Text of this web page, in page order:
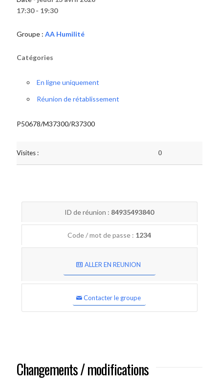
17:30 - 19:30
Groupe : AA Humilité
Catégories
En ligne uniquement
Réunion de rétablissement
P50678/M37300/R37300
Visites : 0
ID de réunion : 84935493840
Code / mot de passe : 1234
ALLER EN REUNION
Contacter le groupe
Changements / modifications